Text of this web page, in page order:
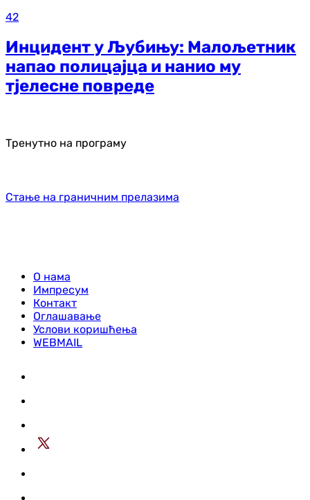
42
Инцидент у Љубињу: Малољетник
напао полицајца и нанио му
тјелесне повреде
Тренутно на програму
Стање на граничним прелазима
О нама
Импресум
Контакт
Оглашавање
Услови коришћења
WEBMAIL